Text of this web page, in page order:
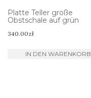
Platte Teller große
Obstschale auf grün
340.00zł
IN DEN WARENKORB